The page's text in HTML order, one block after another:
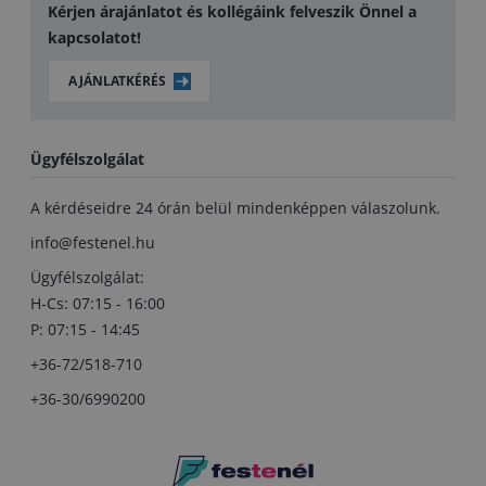
Kérjen árajánlatot és kollégáink felveszik Önnel a
kapcsolatot!
AJÁNLATKÉRÉS
Ügyfélszolgálat
A kérdéseidre 24 órán belül mindenképpen válaszolunk.
info@festenel.hu
Ügyfélszolgálat:
H-Cs: 07:15 - 16:00
P: 07:15 - 14:45
+36-72/518-710
+36-30/6990200